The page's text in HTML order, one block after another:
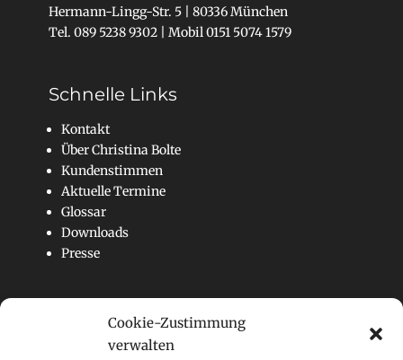
Cookie-Zustimmung
verwalten
Hermann-Lingg-Str. 5 | 80336 München
Tel. 089 5238 9302 | Mobil 0151 5074 1579
Schnelle Links
Kontakt
Über Christina Bolte
Kundenstimmen
Aktuelle Termine
Glossar
Downloads
Presse